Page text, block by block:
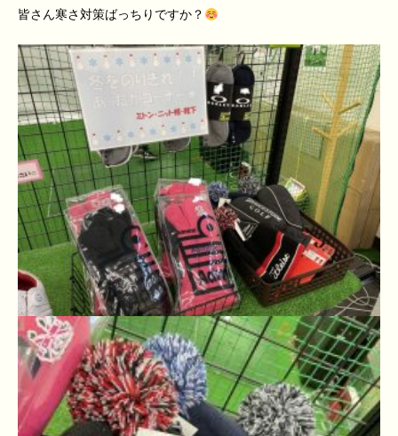
皆さん寒さ対策ばっちりですか？